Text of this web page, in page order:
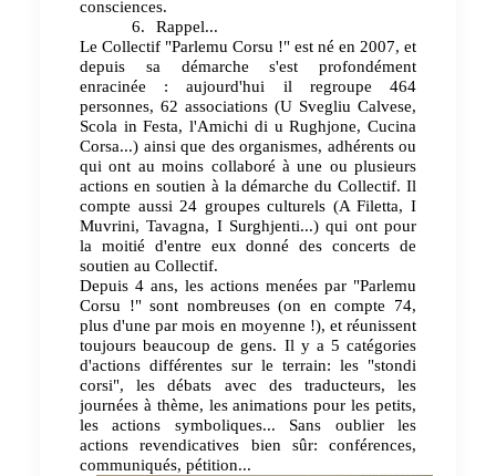
consciences.
6.
Rappel...
Le Collectif "Parlemu Corsu !" est né en 2007, et
depuis sa démarche s'est profondément
enracinée : aujourd'hui il regroupe 464
personnes, 62 associations (U Svegliu Calvese,
Scola in Festa, l'Amichi di u Rughjone, Cucina
Corsa...) ainsi que des organismes, adhérents ou
qui ont au moins collaboré à une ou plusieurs
actions en soutien à la démarche du Collectif. Il
compte aussi 24 groupes culturels (A Filetta, I
Muvrini, Tavagna, I Surghjenti...) qui ont pour
la moitié d'entre eux donné des concerts de
soutien au Collectif.
Depuis 4 ans, les actions menées par "Parlemu
Corsu !" sont nombreuses (on en compte 74,
plus d'une par mois en moyenne !), et réunissent
toujours beaucoup de gens. Il y a 5 catégories
d'actions différentes sur le terrain: les "stondi
corsi", les débats avec des traducteurs, les
journées à thème, les animations pour les petits,
les actions symboliques... Sans oublier les
actions revendicatives bien sûr: conférences,
communiqués, pétition...